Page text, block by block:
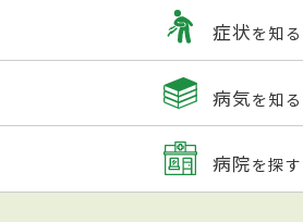
症状を知る
病気を知る
病院を探す